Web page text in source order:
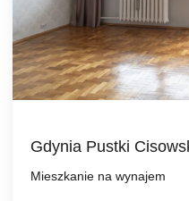
Gdynia Pustki
Mieszkanie na wynajem